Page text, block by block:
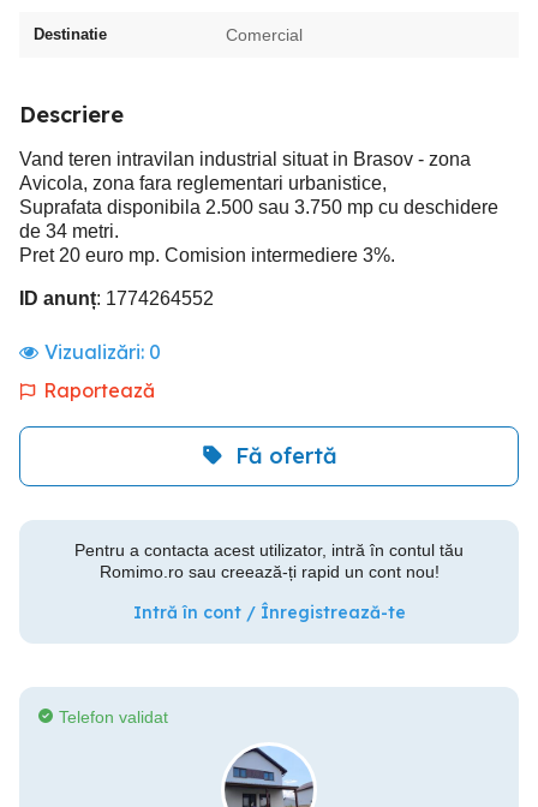
Destinatie Comercial
Descriere
Vand teren intravilan industrial situat in Brasov - zona
Avicola, zona fara reglementari urbanistice,
Suprafata disponibila 2.500 sau 3.750 mp cu deschidere
de 34 metri.
Pret 20 euro mp. Comision intermediere 3%.
ID anunț: 1774264552
Vizualizări: 0
Raportează
Fă ofertă
Pentru a contacta acest utilizator, intră în contul tău
Romimo.ro sau creează-ți rapid un cont nou!
Intră în cont / Înregistrează-te
Telefon validat